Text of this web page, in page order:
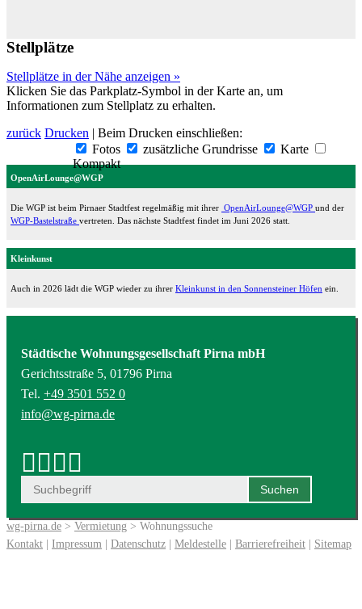
Stellplätze
Stellplätze in der Nähe anzeigen »
Klicken Sie das Parkplatz-Symbol in der Karte an, um
Informationen zum Stellplatz zu erhalten.
zurück Drucken | Beim Drucken einschließen:
Fotos
zusätzliche Grundrisse
Karte
Kompakt
OpenAirLounge@WGP
Die WGP ist beim Pirnaer Stadtfest regelmäßig mit ihrer OpenAirLounge@WGP und der
WGP-Bastelstraße vertreten. Das nächste Stadtfest findet im Juni 2026 statt.
Kleinkunst
Auch in 2026 lädt die WGP wieder zu ihrer Kleinkunst in den Sonnensteiner Höfen ein.
Städtische Wohnungsgesellschaft Pirna mbH
Gerichtsstraße 5, 01796 Pirna
Tel. +49 3501 552 0
info@wg-pirna.de
wg-pirna.de > Vermietung > Wohnungssuche
Kontakt
Impressum Datenschutz Meldestelle Barrierefreiheit Sitemap